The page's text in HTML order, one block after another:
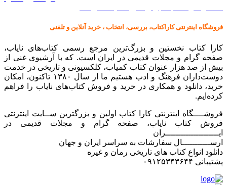
فروشگاه اینترنتی کاراکتاب، بررسی، انتخاب ، خرید آنلاین و تلفنی
کارا کتاب نخستین و بزرگ‌ترین مرجع رسمی کتاب‌های نایاب،
صفحه گرام و مجلات قدیمی در ایران است. که با آرشیوی غنی از
بیش از صد هزار عنوان کتاب کمیاب، کلکسیونی و تاریخی در خدمت
دوست‌داران فرهنگ و ادب هستیم ما از سال ۱۳۸۰ تاکنون، امکان
خرید، دانلود و همکاری در خرید و فروش کتاب‌های نایاب را فراهم
کرده‌ایم.
فروشــــگاه اینترنتی کارا کتاب اولین و بزرگترین ســایت اینترنتی
فروش کتاب نایاب، صفحه گرام و مجلات قدیمی در
ایـــــــــــــــــــــران
ارســـــــــــال سفارشات به سراسر ایران و جهان
دانلود انواع کتاب های تاریخی رمان و غیره
پشتیبانی ۰۹۱۲۵۳۴۳۶۴۴